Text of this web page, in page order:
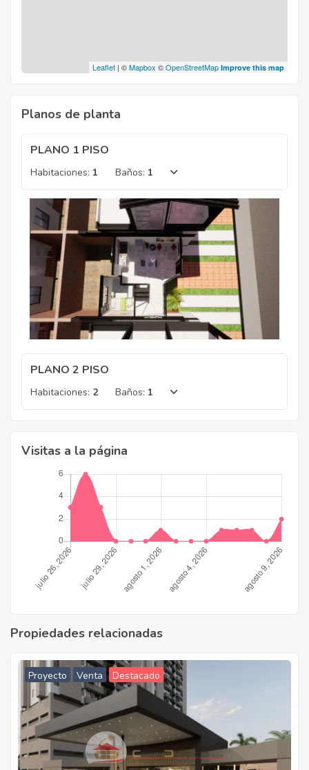
Leaflet | ©Mapbox ©OpenStreetMap Improve this map
Planos de planta
PLANO 1 PISO
Habitaciones: 1 Baños: 1
PLANO 2 PISO
Habitaciones: 2 Baños: 1
Visitas a la página
Propiedades relacionadas
Proyecto Venta Destacado